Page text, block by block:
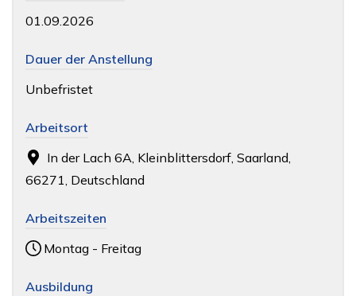
01.09.2026
Dauer der Anstellung
Unbefristet
Arbeitsort
In der Lach 6A, Kleinblittersdorf, Saarland,
66271, Deutschland
Arbeitszeiten
Montag - Freitag
Ausbildung